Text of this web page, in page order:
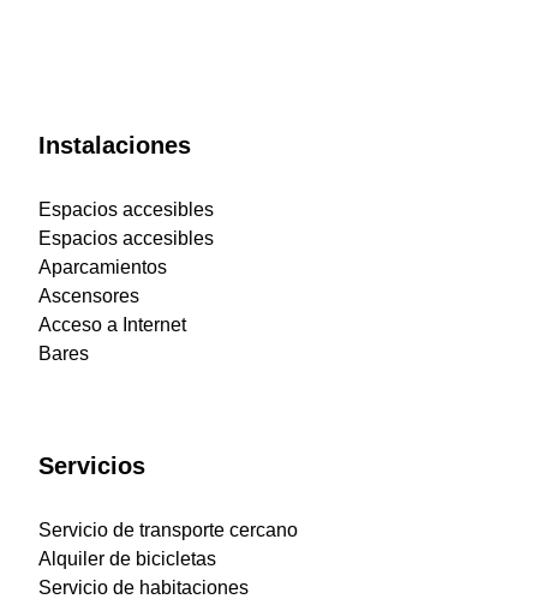
Instalaciones
Espacios accesibles
Espacios accesibles
Aparcamientos
Ascensores
Acceso a Internet
Bares
Servicios
Servicio de transporte cercano
Alquiler de bicicletas
Servicio de habitaciones